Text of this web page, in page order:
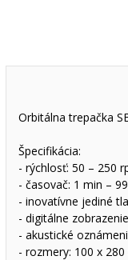
Orbitálna trepačka
Špecifikácia:
- rýchlosť: 50 – 250
- časovač: 1 min –
- inovatívne jediné
- digitálne
- akustické
- rozmery: 100 x